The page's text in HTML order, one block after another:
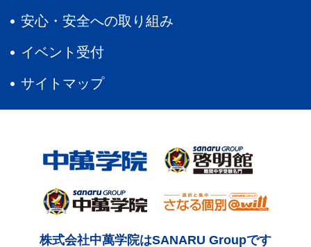
安心・安全への取り組み
イベント受付
サイトマップ
株式会社中萬学院はSANARU Groupです